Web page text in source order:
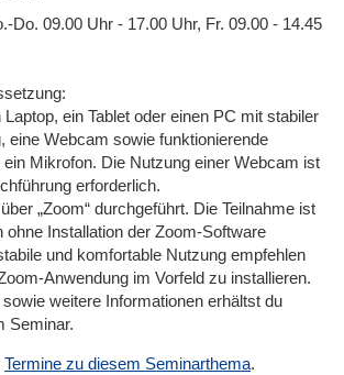
Do. 09.00 Uhr - 17.00 Uhr, Fr. 09.00 - 14.45
ein Tablet oder einen PC mit stabiler
eine Webcam sowie funktionierende
Mikrofon. Die Nutzung einer Webcam ist
erforderlich.
„Zoom“ durchgeführt. Die Teilnahme ist
ohne Installation der Zoom-Software
und komfortable Nutzung empfehlen
Anwendung im Vorfeld zu installieren.
weitere Informationen erhältst du
Seminar.
Termine zu diesem Seminarthema.